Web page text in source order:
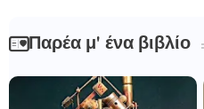
Παρέα μ' ένα βιβλίο